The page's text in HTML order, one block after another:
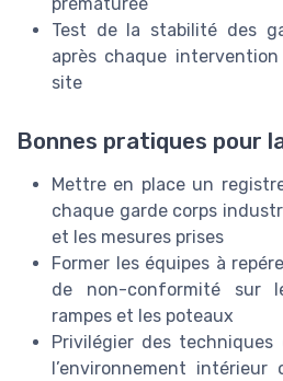
Test de la stabilité des
après chaque
site
Bonnes pratiques pour
Mettre en place un
chaque garde corps
et les mesures prises
Former les équipes à
de non-conformité sur
rampes et les poteaux
Privilégier des
l’environnement